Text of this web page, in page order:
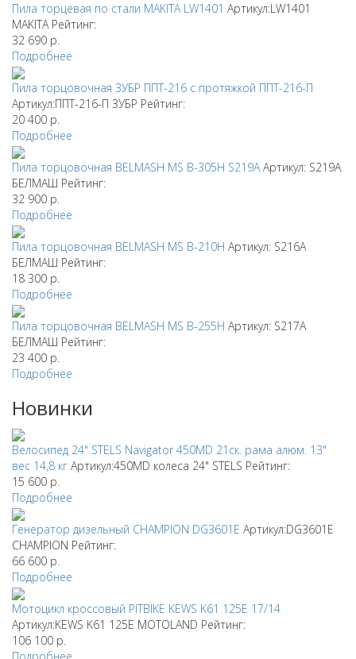
Пила торцевая по стали MAKITA LW1401 Артикул:LW1401
MAKITA Рейтинг:
32 690 р.
Подробнее
Пила торцовочная ЗУБР ППТ-216 с протяжкой ППТ-216-П
Артикул:ППТ-216-П ЗУБР Рейтинг:
20 400 р.
Подробнее
Пила торцовочная BELMASH MS B-305H S219A Артикул: S219A
БЕЛМАШ Рейтинг:
32 900 р.
Подробнее
Пила торцовочная BELMASH MS B-210H Артикул: S216A
БЕЛМАШ Рейтинг:
18 300 р.
Подробнее
Пила торцовочная BELMASH MS B-255H Артикул: S217A
БЕЛМАШ Рейтинг:
23 400 р.
Подробнее
Новинки
Велосипед 24" STELS Navigator 450MD 21ск. рама алюм. 13"
вес 14,8 кг Артикул:450MD колеса 24" STELS Рейтинг:
15 600 р.
Подробнее
Генератор дизельный CHAMPION DG3601E Артикул:DG3601E
CHAMPION Рейтинг:
66 600 р.
Подробнее
Мотоцикл кроссовый PITBIKE KEWS K61 125E 17/14
Артикул:KEWS K61 125E MOTOLAND Рейтинг:
106 100 р.